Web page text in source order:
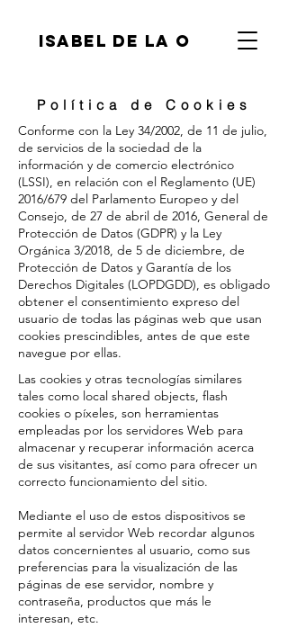
isabel de la o
Política de Cookies
Conforme con la Ley 34/2002, de 11 de julio,
de servicios de la sociedad de la
información y de comercio electrónico
(LSSI), en relación con el Reglamento (UE)
2016/679 del Parlamento Europeo y del
Consejo, de 27 de abril de 2016, General de
Protección de Datos (GDPR) y la Ley
Orgánica 3/2018, de 5 de diciembre, de
Protección de Datos y Garantía de los
Derechos Digitales (LOPDGDD), es obligado
obtener el consentimiento expreso del
usuario de todas las páginas web que usan
cookies prescindibles, antes de que este
navegue por ellas.
Las cookies y otras tecnologías similares
tales como local shared objects, flash
cookies o píxeles, son herramientas
empleadas por los servidores Web para
almacenar y recuperar información acerca
de sus visitantes, así como para ofrecer un
correcto funcionamiento del sitio.
Mediante el uso de estos dispositivos se
permite al servidor Web recordar algunos
datos concernientes al usuario, como sus
preferencias para la visualización de las
páginas de ese servidor, nombre y
contraseña, productos que más le
interesan, etc.